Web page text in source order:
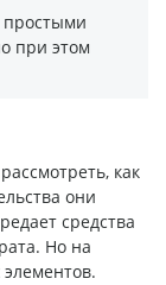
простыми
при этом
как
они
средства
Но на